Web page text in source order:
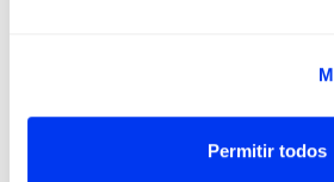
Permitir todos
produtos de padel, pickleball e